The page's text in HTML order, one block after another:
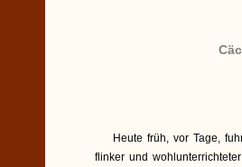
Heute früh, vor Tage,
flinker und